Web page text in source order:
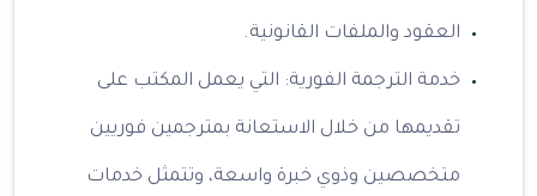
العقود والملفات القانونية.
خدمة الترجمة الفورية: التي يعمل المكتب على
تقديمها من خلال الاستعانة بمترجمين فوريين
متخصصين وذوي خبرة واسعة، وتتمثل خدمات